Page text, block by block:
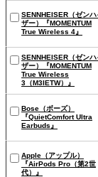
SENNHEISER（ゼンハ
ザー）『MOMENTUM
True Wireless 4』
SENNHEISER（ゼンハ
ザー）『MOMENTUM
True Wireless
3（M3IETW）』
Bose（ボーズ）
『QuietComfort Ultra
Earbuds』
Apple（アップル）
『AirPods Pro（第2世
代）』